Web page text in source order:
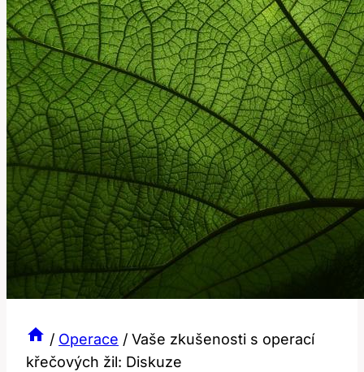
/ Operace / Vaše zkušenosti s operací
křečových žil: Diskuze